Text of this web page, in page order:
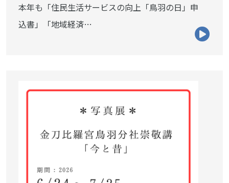
本年も「住民生活サービスの向上「鳥羽の日」申
込書」「地域経済…